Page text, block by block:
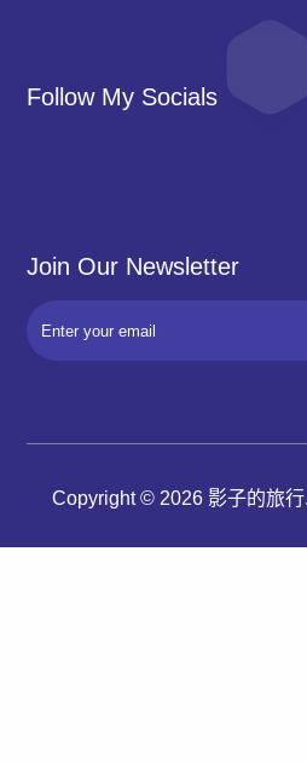
Follow My Socials
Join Our Newsletter
Copyright © 2026 影子的旅